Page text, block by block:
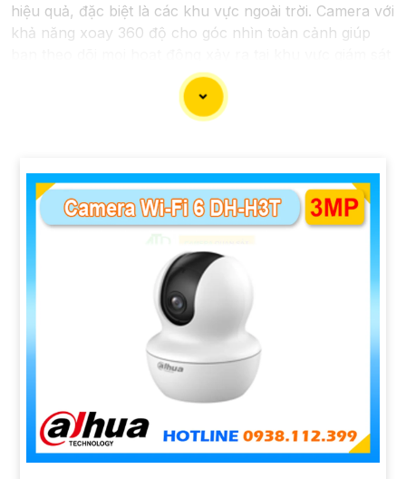
hiệu quả, đặc biệt là các khu vực ngoài trời. Camera với
khả năng xoay 360 độ cho góc nhìn toàn cảnh giúp
dễ dàng với các chi tiết trong khung hình sẽ được thể
điều kiện thời tiết. ️Với camera wifi 360 ngoài trời, bạn
có thể yên tâm mà không cần lo lắng về việc bị xâm
nhập hoặc mất trội tài sản.